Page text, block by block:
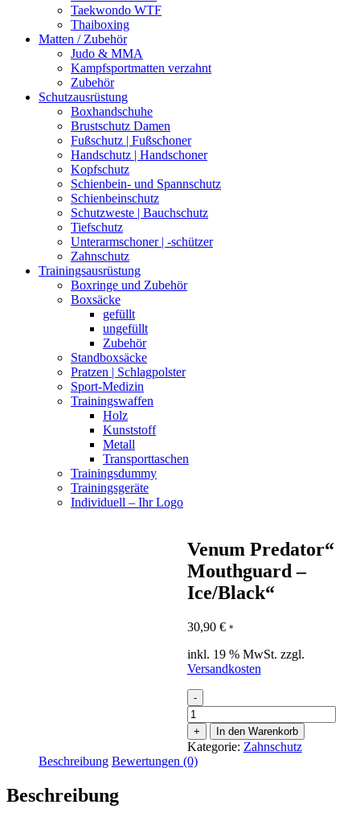
Taekwondo WTF
Thaiboxing
Matten / Zubehör
Judo & MMA
Kampfsportmatten verzahnt
Zubehör
Schutzausrüstung
Boxhandschuhe
Brustschutz Damen
Fußschutz | Fußschoner
Handschutz | Handschoner
Kopfschutz
Schienbein- und Spannschutz
Schienbeinschutz
Schutzweste | Bauchschutz
Tiefschutz
Unterarmschoner | -schützer
Zahnschutz
Trainingsausrüstung
Boxringe und Zubehör
Boxsäcke
gefüllt
ungefüllt
Zubehör
Standboxsäcke
Pratzen | Schlagpolster
Sport-Medizin
Trainingswaffen
Holz
Kunststoff
Metall
Transporttaschen
Trainingsdummy
Trainingsgeräte
Individuell – Ihr Logo
Venum Predator“
Mouthguard –
Ice/Black“
30,90 € *
inkl. 19 % MwSt. zzgl.
Versandkosten
-
Venum
Predator"
Mouthguard
-
Ice/Black"
+ In den Warenkorb
Kategorie: Zahnschutz
Beschreibung Bewertungen (0)
Beschreibung